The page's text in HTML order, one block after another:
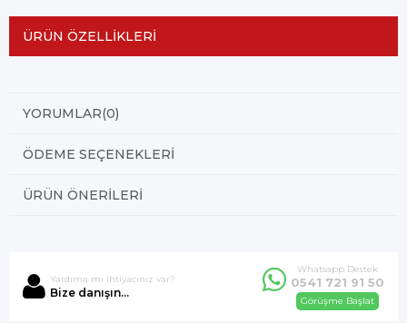
ÜRÜN ÖZELLIKLERI
YORUMLAR(0)
ÖDEME SEÇENEKLERI
ÜRÜN ÖNERILERI
Yardıma mı ihtiyacınız var?
Bize danışın...
Whatsapp Destek
0541 721 91 50
Görüşme Başlat